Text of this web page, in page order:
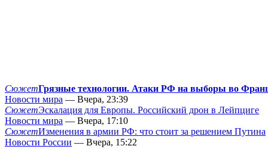
СюжетГрязные технологии. Атаки РФ на выборы во
Новости мира — Вчера, 23:39
СюжетЭскалация для Европы. Российский дрон в Лейпциге
Новости мира — Вчера, 17:10
СюжетИзменения в армии РФ: что стоит за решением Путина
Новости России — Вчера, 15:22